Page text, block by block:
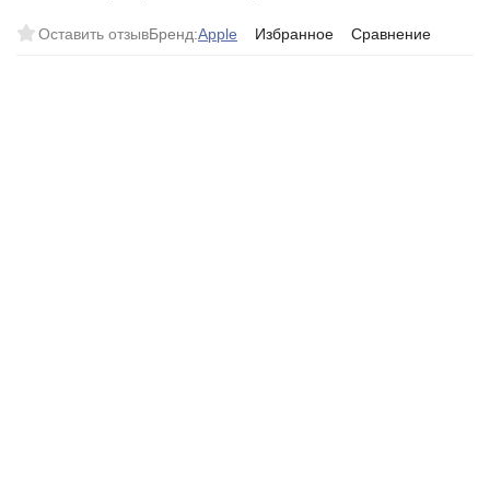
Оставить отзывБренд:Apple Избранное Сравнение